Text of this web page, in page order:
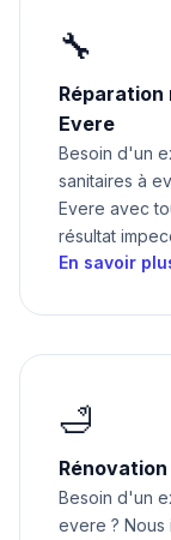
🔧
Réparation
Evere
Besoin d'un
sanitaires à
Evere avec
résultat
En savoir
🛁
Rénovation
Besoin d'un
evere ? Nous